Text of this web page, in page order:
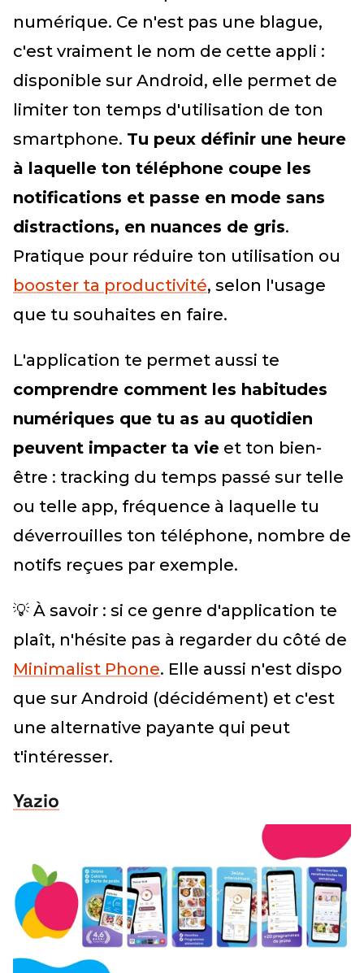
numérique. Ce n'est pas une blague,
c'est vraiment le nom de cette appli :
disponible sur Android, elle permet de
limiter ton temps d'utilisation de ton
smartphone. Tu peux définir une heure
à laquelle ton téléphone coupe les
notifications et passe en mode sans
distractions, en nuances de gris.
Pratique pour réduire ton utilisation ou
booster ta productivité, selon l'usage
que tu souhaites en faire.
L'application te permet aussi te
comprendre comment les habitudes
numériques que tu as au quotidien
peuvent impacter ta vie et ton bien-
être : tracking du temps passé sur telle
ou telle app, fréquence à laquelle tu
déverrouilles ton téléphone, nombre de
notifs reçues par exemple.
💡 À savoir : si ce genre d'application te
plaît, n'hésite pas à regarder du côté de
Minimalist Phone. Elle aussi n'est dispo
que sur Android (décidément) et c'est
une alternative payante qui peut
t'intéresser.
Yazio